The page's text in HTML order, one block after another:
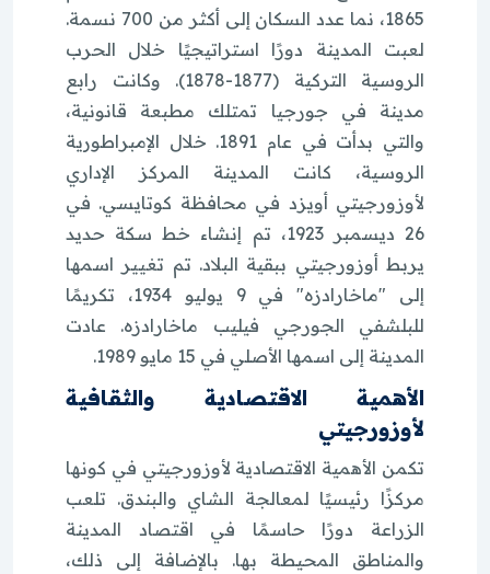
1865، نما عدد السكان إلى أكثر من 700 نسمة.
لعبت المدينة دورًا استراتيجيًا خلال الحرب
الروسية التركية (1877-1878). وكانت رابع
مدينة في جورجيا تمتلك مطبعة قانونية،
والتي بدأت في عام 1891. خلال الإمبراطورية
الروسية، كانت المدينة المركز الإداري
لأوزورجيتي أويزد في محافظة كوتايسي. في
26 ديسمبر 1923، تم إنشاء خط سكة حديد
يربط أوزورجيتي ببقية البلاد. تم تغيير اسمها
إلى "ماخارادزه" في 9 يوليو 1934، تكريمًا
للبلشفي الجورجي فيليب ماخارادزه. عادت
المدينة إلى اسمها الأصلي في 15 مايو 1989.
الأهمية الاقتصادية والثقافية
لأوزورجيتي
تكمن الأهمية الاقتصادية لأوزورجيتي في كونها
مركزًا رئيسيًا لمعالجة الشاي والبندق. تلعب
الزراعة دورًا حاسمًا في اقتصاد المدينة
والمناطق المحيطة بها. بالإضافة إلى ذلك،